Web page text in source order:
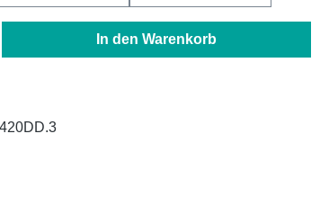
Gib den gewünschten Wert ein
In den Warenkorb